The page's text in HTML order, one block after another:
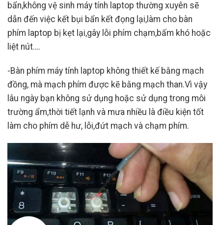
bẩn,không vệ sinh máy tính laptop thường xuyên sẽ
dẫn đến việc kết bụi bẩn kết đọng lại,làm cho bàn
phím laptop bị kẹt lại,gây lỗi phím chạm,bấm khó hoặc
liệt nút….
-Bàn phím máy tính laptop không thiết kế bằng mạch
đồng, mà mạch phím được kẽ bằng mạch than.Vì vậy
lâu ngày bạn không sử dụng hoặc sử dụng trong môi
trường ẩm,thời tiết lạnh và mưa nhiều là điều kiện tốt
làm cho phím dễ hư, lỗi,đứt mạch và chạm phím.